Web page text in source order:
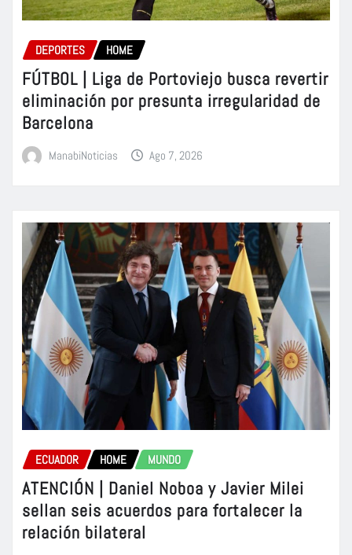
DEPORTES HOME
FÚTBOL | Liga de Portoviejo busca revertir
eliminación por presunta irregularidad de
Barcelona
ManabiNoticias Ago 7, 2026
ECUADOR HOME MUNDO
ATENCIÓN | Daniel Noboa y Javier Milei
sellan seis acuerdos para fortalecer la
relación bilateral